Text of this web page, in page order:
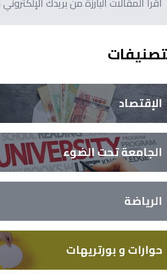
الإقتصاد
الجامعة تحت الضوء
الرياضة
حوارات و بورتريهات